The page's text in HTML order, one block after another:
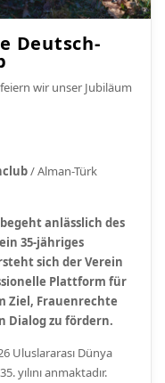
Deutsch-
wir unser Jubiläum
/ Alman-Türk
anlässlich des
35-jähriges
sich der Verein
Plattform für
Ziel, Frauenrechte
Dialog zu fördern.
Uluslararası Dünya
yılını anmaktadır.